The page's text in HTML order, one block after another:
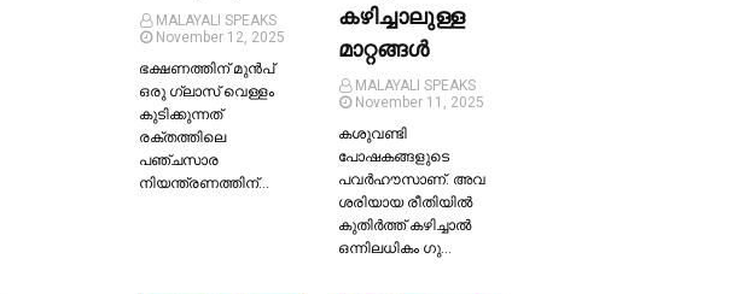
MALAYALI SPEAKS
November 12, 2025
ഭക്ഷണത്തിന് മുന്‍പ്
ഒരു ഗ്ലാസ് വെള്ളം
കുടിക്കുന്നത്
രക്തത്തിലെ
പഞ്ചസാര
നിയന്ത്രണത്തിന്…
കഴിച്ചാലുള്ള
മാറ്റങ്ങള്‍
MALAYALI SPEAKS
November 11, 2025
കശുവണ്ടി
പോഷകങ്ങളുടെ
പവർഹൗസാണ്. അവ
ശരിയായ രീതിയില്‍
കുതിർത്ത് കഴിച്ചാല്‍
ഒന്നിലധികം ഗു…